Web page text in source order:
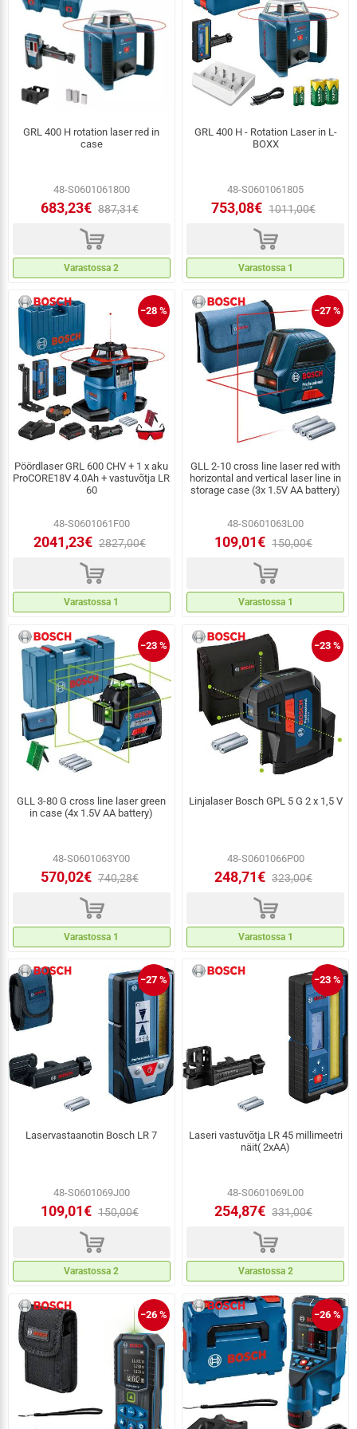
Bosch Professional -työkalut tunnetaan tarkkuudestaan,
kestävyydestään ja luotettavuudestaan. Hammerjack auttaa
löytämään juuri oikean Bosch-ratkaisun kaikkiin työtehtäviin.
GRL 400 H rotation laser red in
case
48-S0601061800
683,23€ 887,31€
d
Varastossa 2
GRL 400 H - Rotation Laser in L-
BOXX
48-S0601061805
753,08€ 1011,00€
d
Varastossa 1
−28 %
Pöördlaser GRL 600 CHV + 1 x aku
ProCORE18V 4.0Ah + vastuvõtja LR
60
48-S0601061F00
2041,23€ 2827,00€
d
Varastossa 1
−27 %
GLL 2-10 cross line laser red with
horizontal and vertical laser line in
storage case (3x 1.5V AA battery)
48-S0601063L00
109,01€ 150,00€
d
Varastossa 1
−23 %
GLL 3-80 G cross line laser green
in case (4x 1.5V AA battery)
48-S0601063Y00
570,02€ 740,28€
d
Varastossa 1
−23 %
Linjalaser Bosch GPL 5 G 2 x 1,5 V
48-S0601066P00
248,71€ 323,00€
d
Varastossa 1
−27 %
Laservastaanotin Bosch LR 7
48-S0601069J00
109,01€ 150,00€
d
Varastossa 2
−23 %
Laseri vastuvõtja LR 45 millimeetri
näit( 2xAA)
48-S0601069L00
254,87€ 331,00€
d
Varastossa 2
−26 % −26 %